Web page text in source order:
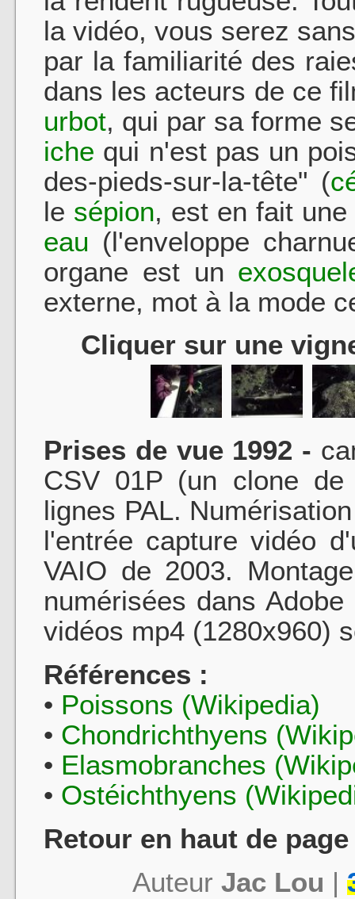
la vidéo, vous serez
par la familiarité des
dans les acteurs de ce
urbot, qui par sa forme
iche qui n'est pas un
des-pieds-sur-la-tête" (
le sépion, est en fait
eau (l'enveloppe
organe est un
externe, mot à la mode
Cliquer sur une
Prises de vue 1992 -
CSV 01P (un clone
lignes PAL.
l'entrée capture vidéo
VAIO de 2003.
numérisées dans
vidéos mp4 (1280x960)
Références :
• Poissons (Wikipedia)
• Chondrichthyens
• Elasmobranches
• Ostéichthyens
Retour en haut de
AuteurJac Lou |